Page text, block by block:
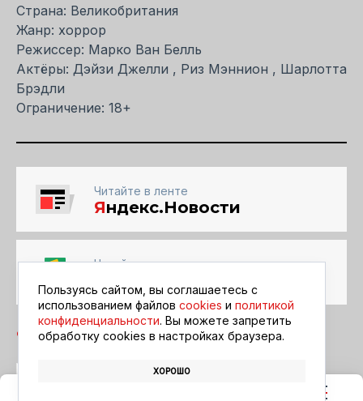
Страна: Великобритания
Жанр: хоррор
Режиссер: Марко Ван Белль
Актёры: Дэйзи Джелли , Риз Мэннион , Шарлотта
Брэдли
Ограничение: 18+
Читайте в ленте
Яндекс.Новости
Читайте в ленте
АФИША
Пользуясь сайтом, вы соглашаетесь с
использованием файлов cookies и политикой
конфиденциальности. Вы можете запретить
обработку сookies в настройках браузера.
ХОРОШО